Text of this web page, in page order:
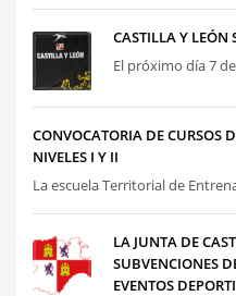
CASTILLA Y LEÓN
El próximo día 7
CONVOCATORIA DE CURSOS
NIVELES I Y II
La escuela Territorial de
LA JUNTA DE
SUBVENCIONES
EVENTOS